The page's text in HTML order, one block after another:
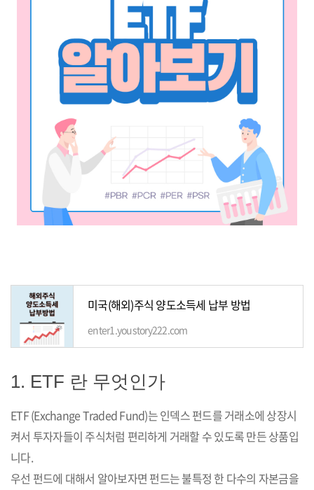
미국(해외)주식 양도소득세 납부 방법
enter1.youstory222.com
1. ETF 란 무엇인가
ETF (Exchange Traded Fund)는 인덱스 펀드를 거래소에 상장시
켜서 투자자들이 주식처럼 편리하게 거래할 수 있도록 만든 상품입
니다.
우선 펀드에 대해서 알아보자면 펀드는 불특정 한 다수의 자본금을